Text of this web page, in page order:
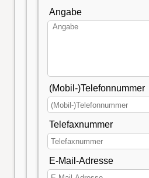
Angabe
(Mobil-)Telefonnummer
Telefaxnummer
E-Mail-Adresse